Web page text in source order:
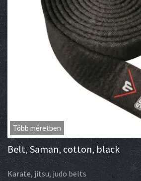
Több méretben
Belt, Saman, cotton, black
Karate, jitsu, judo belts